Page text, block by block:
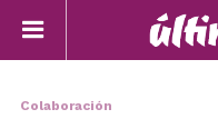
Colaboración